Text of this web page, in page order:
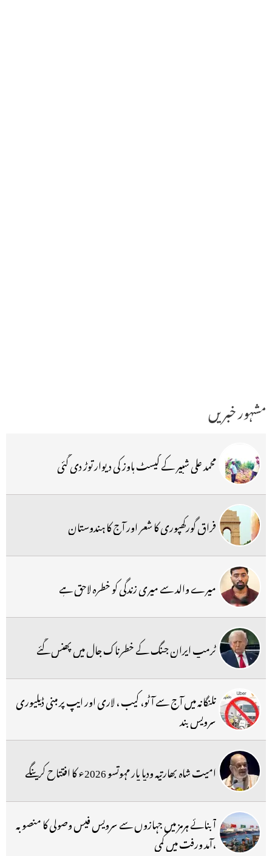
مشہور خبریں
محمد علی شبیر کے گیسٹ ہاوز کی دیوار توڑ دی گئی
فراق گورکھپوری کا شعر اور آج کا ہندوستان
میرے والد سے میری زندگی کو خطرہ لاحق ہے
ٹرمپ ایران جنگ کے خطرناک جال میں پھنس گئے
تلنگانہ میں آج سے آٹو، کیب ، لاری اور ایپ پر مبنی ڈیلیوری
سرویس بند
امیت شاہ بھارتیہ ودیا پار مہوتسو 2026ء کا افتتاح کرینگے
آبنائے ہرمز میں جہازوں سے سرویس فیس وصولی کا منصوبہ
،آمد ورفت میں کمی